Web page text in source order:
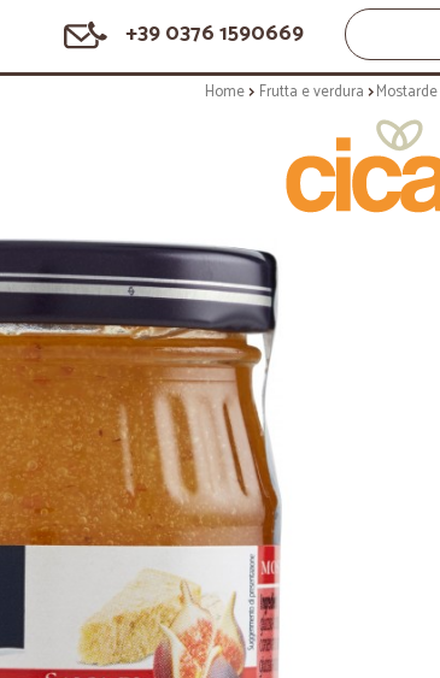
+39 0376 1590669
Home Frutta e verdura Mostarde